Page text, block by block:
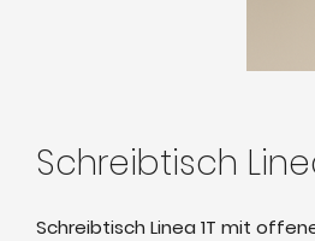
Schreibtisch
Schreibtisch Linea 1T mit